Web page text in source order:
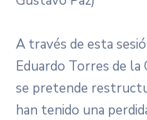
A través de esta
Eduardo Torres de
se pretende
han tenido una